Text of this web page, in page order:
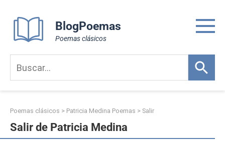
content
BlogPoemas
Poemas clásicos
Poemas clásicos > Patricia Medina Poemas > Salir
Salir de Patricia Medina